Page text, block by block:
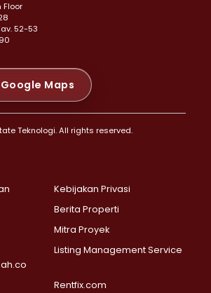
>
>
Abang >
>
>
Baru >
Hilir >
Jakarta Selatan >
Bulus >
Selatan >
Labu >
Agung >
>
Pinang >
Floor
52-53
Maps
Teknologi. All rights reserved.
Kebijakan Privasi
Berita Properti
Mitra Proyek
Listing Management Service
Rentfix.com